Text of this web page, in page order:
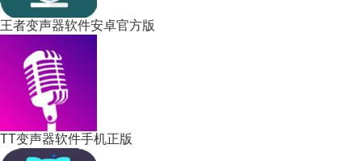
王者变声器软件安卓官方版
TT变声器软件手机正版